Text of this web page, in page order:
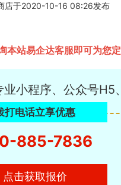
店于2020-10-16 08:26发布
站易企达客服即可为您定
小程序、公众号H5
打电话立享优惠
885-7836
点击获取报价